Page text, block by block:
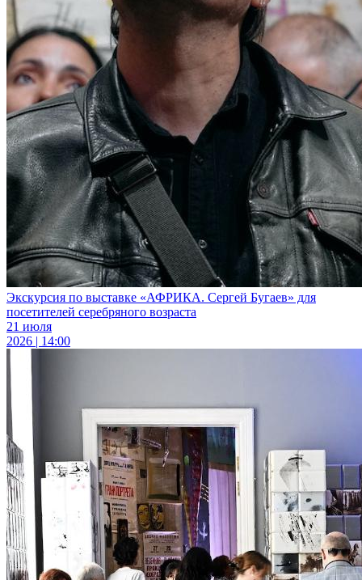
Экскурсия по выставке «АФРИКА. Сергей Бугаев» для
посетителей серебряного возраста
21 июля
2026 | 14:00